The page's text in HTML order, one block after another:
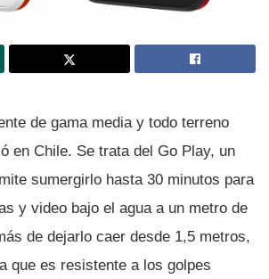
de gama media y todo terreno
en Chile. Se trata del Go Play, un
sumergirlo hasta 30 minutos para
y video bajo el agua a un metro de
de dejarlo caer desde 1,5 metros,
que es resistente a los golpes